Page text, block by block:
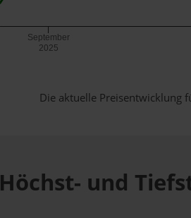
September
2025
Die aktuelle Preisentwicklung
Höchst- und